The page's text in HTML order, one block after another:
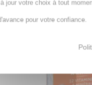
jour votre choix à tout
pour votre confiance.